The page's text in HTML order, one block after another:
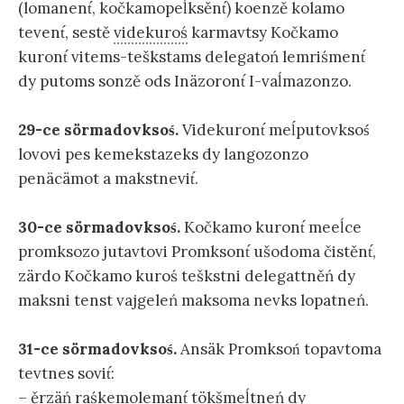
(lomanent́, kočkamopeĺksěnt́) koenzě kolamo
tevent́, sestěvidekurośkarmavtsy Kočkamo
kuront́ vitems-teškstams delegatoń lemriśment́
dy putoms sonzě ods Inäzoront́ I-vaĺmazonzo.
29-ce sörmadovksoś.Videkuront́ meĺputovksoś
lovovi pes kemekstazeks dy langozonzo
penäcämot a makstnevit́.
30-ce sörmadovksoś.Kočkamo kuront́ meeĺce
promksozo jutavtovi Promksont́ ušodoma čistěnt́,
zärdo Kočkamo kuroś teškstni delegattněń dy
maksni tenst vajgeleń maksoma nevks lopatneń.
31-ce sörmadovksoś.Ansäk Promksoń topavtoma
tevtnes sovit́:
– ěrzäń raśkemolemant́ tökšmeĺtneń dy